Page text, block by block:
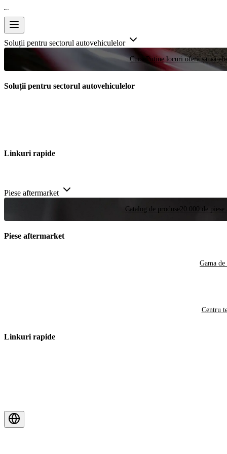
Soluții pentru sectorul autovehiculelor
Curse Puține locuri oferă șansa
Soluții pentru sectorul autovehiculelor
Linkuri rapide
Piese aftermarket
Catalog de produse 20.000 de
Piese aftermarket
Gama de
Centru
Linkuri rapide